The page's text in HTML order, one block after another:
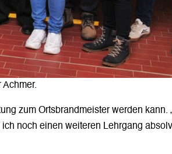
zum Ortsbrandmeister werden kann.
noch einen weiteren Lehrgang